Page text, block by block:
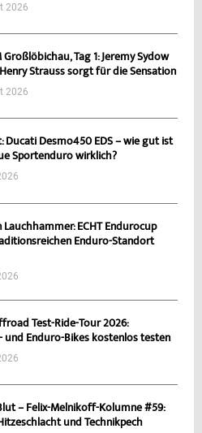
2026
Tag 1: Jeremy Sydow
Strauss sorgt für die Sensation
2026
Ducati Desmo450 EDS – wie gut ist
Sportenduro wirklich?
Lauchhammer: ECHT Endurocup
Enduro-Standort
Test-Ride-Tour 2026:
und Enduro-Bikes kostenlos testen
– Felix-Melnikoff-Kolumne #59:
und Technikpech